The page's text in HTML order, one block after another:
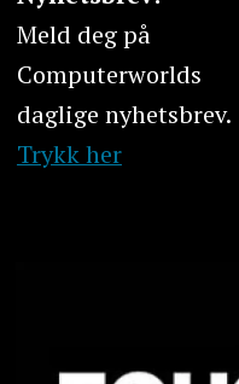
Meld deg på
Computerworlds
daglige nyhetsbrev.
Trykk her